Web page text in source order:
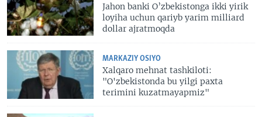
Jahon banki O’zbekistonga ikki yirik
loyiha uchun qariyb yarim milliard
dollar ajratmoqda
MARKAZIY OSIYO
Xalqaro mehnat tashkiloti:
"O'zbekistonda bu yilgi paxta
terimini kuzatmayapmiz"